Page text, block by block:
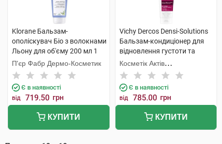
Klorane Бальзам-
ополіскувач Біо з волокнами
Льону для об'єму 200 мл 1
туба
П'єр Фабр Дермо-Косметик
Є в наявності
від 719.50 грн
КУПИТИ
Vichy Dercos Densi-Solutions
Бальзам-кондиціонер для
відновлення густоти та
об'єму тонкого ослабленого
волосся 200 мл 1 флакон
Косметік Актів
Інтернаціональ
Є в наявності
від 785.00 грн
КУПИТИ